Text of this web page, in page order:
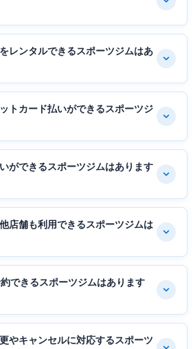
レンタルできるスポーツジムはあ
トカード払いができるスポーツジ
ができるスポーツジムはあります
店舗も利用できるスポーツジムは
できるスポーツジムはあります
やキャンセルに対応するスポーツ